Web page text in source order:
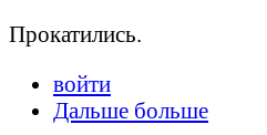
Прокатились.
войти
Дальше больше